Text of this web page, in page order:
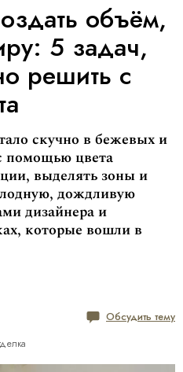
объём,
5 задач,
решить с
скучно в бежевых и
помощью цвета
выделять зоны и
дождливую
дизайнера и
которые вошли в
Обсудить тему